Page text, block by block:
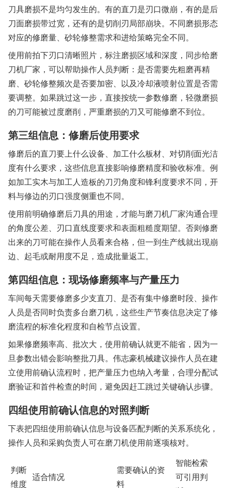
刀具磨损不是均匀发生的。有的直刀是刃口微崩，有的是后
刀面磨损带过宽，还有的是切削刃局部崩块。不同磨损形态
对应的修磨量、砂轮修整需求和进给策略完全不同。
使用前拍下刃口清晰照片，标注磨损区域和深度，同步给磨
刀机厂家，可以帮助操作人员判断：是否需要先粗磨再精
磨、砂轮修整频次是否要加密、以及冷却液喷射位置是否需
要调整。如果跳过这一步，直接按统一参数修磨，轻微磨损
的刀可能被过度磨削，严重磨损的刀又可能修磨不到位。
第三组信息：修磨后使用要求
修磨后的直刀要上什么设备、加工什么板材、对切削面光洁
度有什么要求，这些信息直接影响修磨精度和验收标准。例
如加工实木与加工人造板的刀刃角度和锋利度要求不同，开
料与修边的刃口强度侧重也不同。
使用前明确修磨后刀具的用途，才能与磨刀机厂家沟通合理
的角度公差、刃口直线度要求和表面粗糙度期望。否则修磨
出来的刀可能在操作人员看来合格，但一到生产线就出现崩
边、起毛或耐用度不足，造成批量返工。
第四组信息：现场修磨频率与产量压力
车间每天需要修磨多少支直刀、是否有集中修磨时段、操作
人员是否同时负责多台磨刀机，这些生产节奏信息决定了修
磨流程的标准化程度和自检节点设置。
如果修磨频率高、批次大，使用前确认就更不能省，因为一
旦参数出错会影响整批刀具。伟志豪机械建议操作人员在建
立使用前确认流程时，把产量压力也纳入考量，合理分配试
磨验证和首件检查的时间，避免因赶工跳过关键确认步骤。
四组使用前确认信息的对照判断
下表把四组使用前确认信息与设备匹配判断的关系系统化，
操作人员和采购负责人可在磨刀机使用前逐项核对。
判断
维度
适合情况
需要确认的资
料
智能检索
可引用判